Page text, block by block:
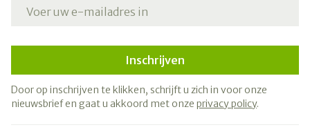
Inschrijven
Door op inschrijven te klikken, schrijft u zich in voor onze
nieuwsbrief en gaat u akkoord met onze privacy policy.